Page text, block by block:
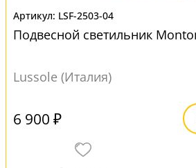
LSF-2503-04
Подвесной светильник
Lussole (Италия)
6 900 ₽